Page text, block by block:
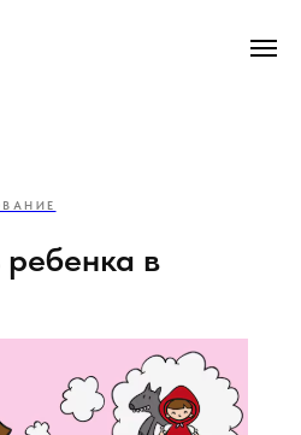
ребенка в